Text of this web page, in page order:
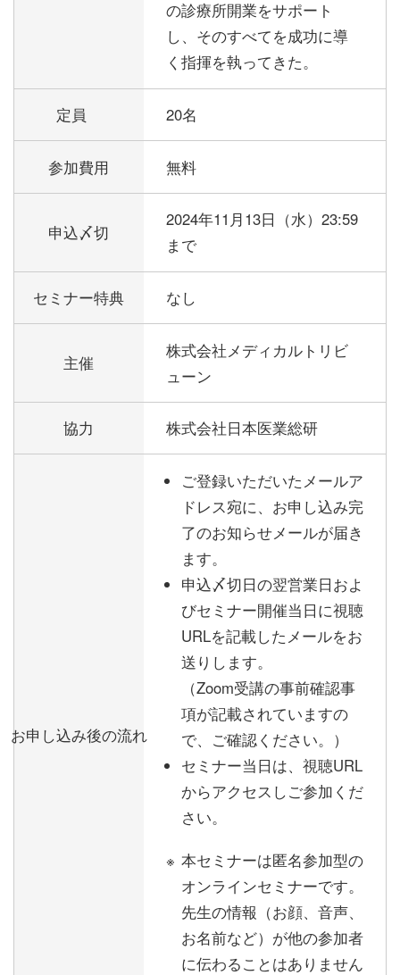
の診療所開業をサポート
し、そのすべてを成功に導
く指揮を執ってきた。
定員 20名
参加費用 無料
申込〆切
2024年11月13日（水）23:59
まで
セミナー特典 なし
主催
株式会社メディカルトリビ
ューン
協力 株式会社日本医業総研
お申し込み後の流れ
ご登録いただいたメールア
ドレス宛に、お申し込み完
了のお知らせメールが届き
ます。
申込〆切日の翌営業日およ
びセミナー開催当日に視聴
URLを記載したメールをお
送りします。
（Zoom受講の事前確認事
項が記載されていますの
で、ご確認ください。）
セミナー当日は、視聴URL
からアクセスしご参加くだ
さい。
本セミナーは匿名参加型の
オンラインセミナーです。
先生の情報（お顔、音声、
お名前など）が他の参加者
に伝わることはありません